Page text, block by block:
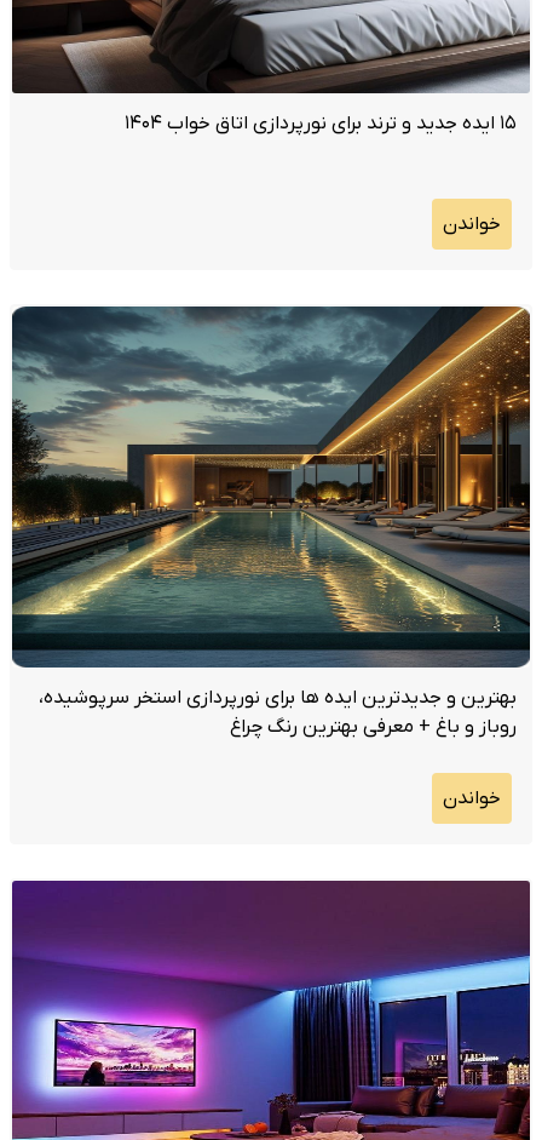
۱۵ ایده جدید و ترند برای نورپردازی اتاق خواب ۱۴۰۴
خواندن
بهترین و جدیدترین ایده ها برای نورپردازی استخر سرپوشیده،
روباز و باغ + معرفی بهترین رنگ چراغ
خواندن